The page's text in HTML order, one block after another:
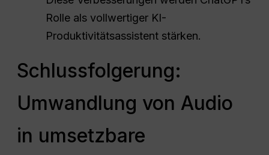
Rolle als vollwertiger KI-
Produktivitätsassistent stärken.
Schlussfolgerung:
Umwandlung von Audio
in umsetzbare